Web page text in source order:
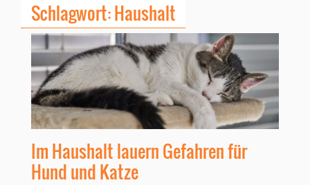
Schlagwort: Haushalt
Im Haushalt lauern Gefahren für
Hund und Katze